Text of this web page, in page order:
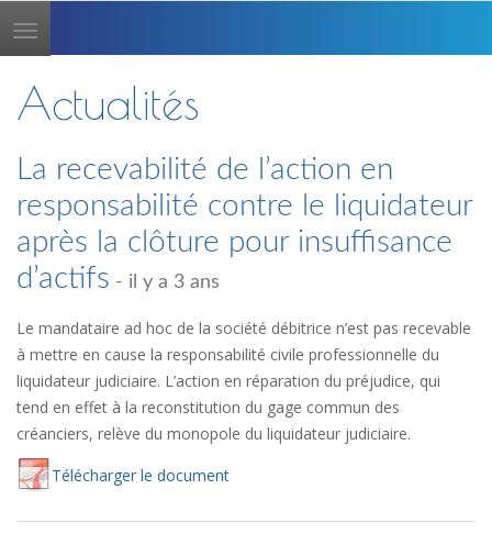
Toggle
navigation
Actualités
La recevabilité de l’action en
responsabilité contre le liquidateur
après la clôture pour insuffisance
d’actifs - il y a 3 ans
Le mandataire ad hoc de la société débitrice n’est pas recevable
à mettre en cause la responsabilité civile professionnelle du
liquidateur judiciaire. L’action en réparation du préjudice, qui
tend en effet à la reconstitution du gage commun des
créanciers, relève du monopole du liquidateur judiciaire.
Télécharger le document